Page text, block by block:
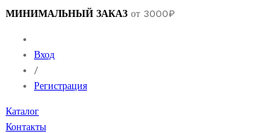
МИНИМАЛЬНЫЙ ЗАКАЗ от 3000₽
Вход
/
Регистрация
Каталог
Контакты